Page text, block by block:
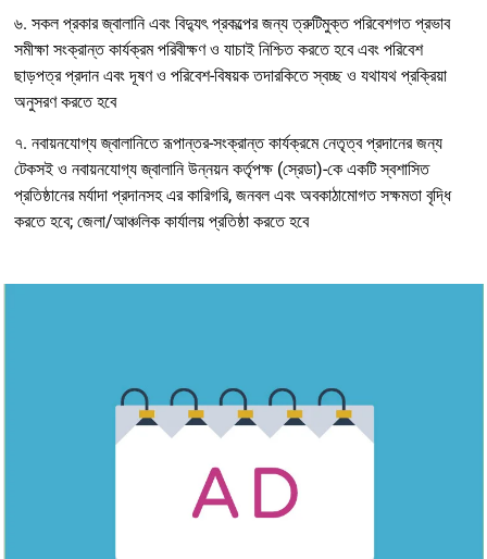
৬. সকল প্রকার জ্বালানি এবং বিদ্যুৎ প্রকল্পের জন্য ত্রুটিমুক্ত পরিবেশগত প্রভাব
সমীক্ষা সংক্রান্ত কার্যক্রম পরিবীক্ষণ ও যাচাই নিশ্চিত করতে হবে এবং পরিবেশ
ছাড়পত্র প্রদান এবং দূষণ ও পরিবেশ-বিষয়ক তদারকিতে স্বচ্ছ ও যথাযথ প্রক্রিয়া
অনুসরণ করতে হবে
৭. নবায়নযোগ্য জ্বালানিতে রূপান্তর-সংক্রান্ত কার্যক্রমে নেতৃত্ব প্রদানের জন্য
টেকসই ও নবায়নযোগ্য জ্বালানি উন্নয়ন কর্তৃপক্ষ (স্রেডা)-কে একটি স্বশাসিত
প্রতিষ্ঠানের মর্যাদা প্রদানসহ এর কারিগরি, জনবল এবং অবকাঠামোগত সক্ষমতা বৃদ্ধি
করতে হবে; জেলা/আঞ্চলিক কার্যালয় প্রতিষ্ঠা করতে হবে